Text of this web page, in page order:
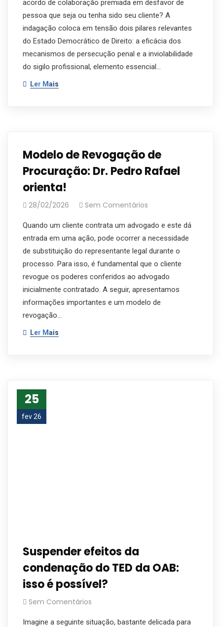
acordo de colaboração premiada em desfavor de
pessoa que seja ou tenha sido seu cliente? A
indagação coloca em tensão dois pilares relevantes
do Estado Democrático de Direito: a eficácia dos
mecanismos de persecução penal e a inviolabilidade
do sigilo profissional, elemento essencial…
Ler Mais
Modelo de Revogação de
Procuração: Dr. Pedro Rafael
orienta!
28/02/2026 Sem Comentários
Quando um cliente contrata um advogado e este dá
entrada em uma ação, pode ocorrer a necessidade
de substituição do representante legal durante o
processo. Para isso, é fundamental que o cliente
revogue os poderes conferidos ao advogado
inicialmente contratado. A seguir, apresentamos
informações importantes e um modelo de
revogação…
Ler Mais
25
fev 26
Suspender efeitos da
condenação do TED da OAB:
isso é possível?
Sem Comentários
Imagine a seguinte situação, bastante delicada para